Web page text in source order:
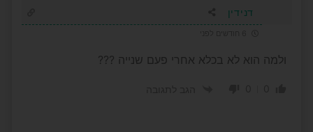
דנידין
ולמה הוא לא בכלא אחרי פעם שנייה ???